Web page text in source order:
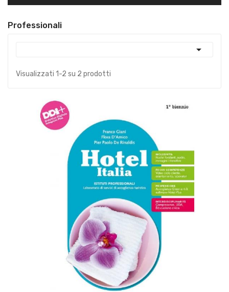
Professionali

Visualizzati 1-2 su 2 prodotti